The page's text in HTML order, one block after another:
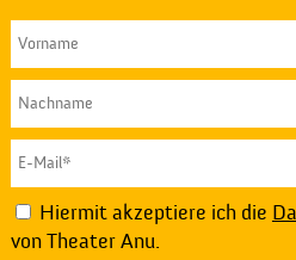
Hiermit akzeptiere ich die
von Theater Anu.